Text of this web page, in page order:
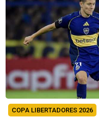
COPA LIBERTADORES 2026